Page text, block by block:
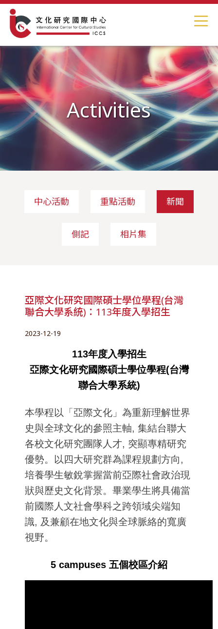
Activities
中心活動 重點活動 新聞
側記 相片集
亞際文化研究國際碩士學位學程(台灣
聯合大學系統)：113年度入學招生
2023-12-19
113年度入學招生
亞際文化研究國際碩士學位學程(台灣
聯合大學系統)
本學程以「亞際文化」為重新理解世界
史與全球文化的參照主軸, 集結台聯大
各校文化研究團隊人才, 突顯專精研究
優勢。以四大研究群為課程規劃方向,
培養學生敏銳掌握當前亞際社會政治現
狀與歷史文化背景。畢業學生將具備當
前國際人文社會學科之跨領域尖端知
識, 及兼顧在地文化與全球脈絡的寬廣
視野。
5 campuses 五個校區介紹